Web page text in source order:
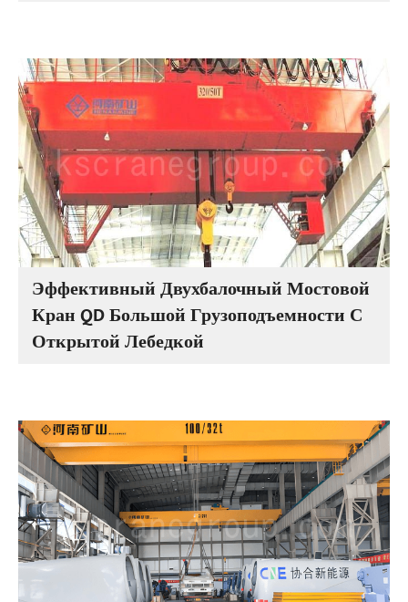
Эффективный Двухбалочный Мостовой
Кран QD Большой Грузоподъемности С
Открытой Лебедкой